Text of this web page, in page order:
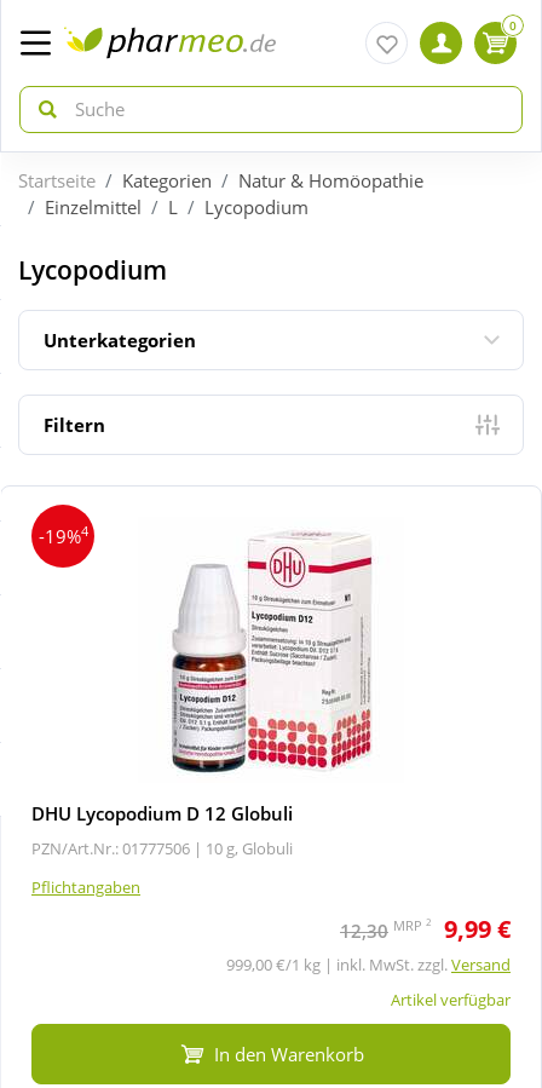
zurück
ÜBERSICHT AKTIONEN
Aktuelle Coupons
Neuheiten
Sale
Täglich gut versorgt
zurück
ÜBERSICHT KATEGORIEN
Arzneimittel
Diabetes
Körperpflege & Kosmetik
Nahrungsergänzung
Natur & Homöopathie
Tierbedarf
0
Startseite Kategorien
Natur & Homöopathie
Einzelmittel
L Lycopodium
Lycopodium
Unterkategorien
Filtern
-19%4
DHU Lycopodium D 12 Globuli
PZN/Art.Nr.: 01777506 | 10 g, Globuli
Pflichtangaben
12,30 MRP 2 9,99 €
999,00 €/1 kg | inkl. MwSt. zzgl.Versand
Artikel verfügbar
In den Warenkorb